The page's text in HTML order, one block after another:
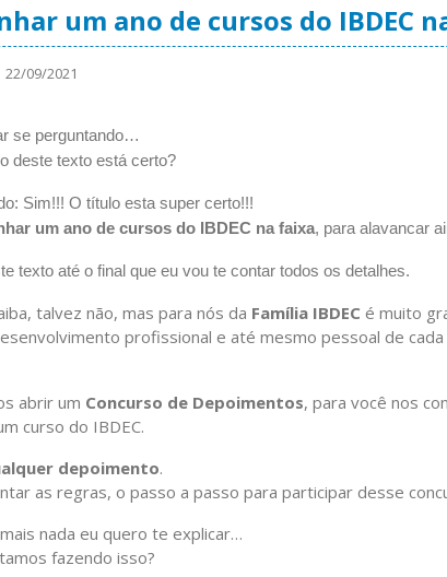
um ano de cursos do IBDEC
22/09/2021
se perguntando…
deste texto está certo?
Sim!!! O título esta super certo!!!
um ano de cursos do IBDEC na faixa, para alavancar
texto até o final que eu vou te contar todos os detalhes.
talvez não, mas para nós da Família IBDEC é muito
profissional e até mesmo pessoal de
abrir um Concurso de Depoimentos, para você nos
curso do IBDEC.
depoimento.
as regras, o passo a passo para participar desse
nada eu quero te explicar…
fazendo isso?